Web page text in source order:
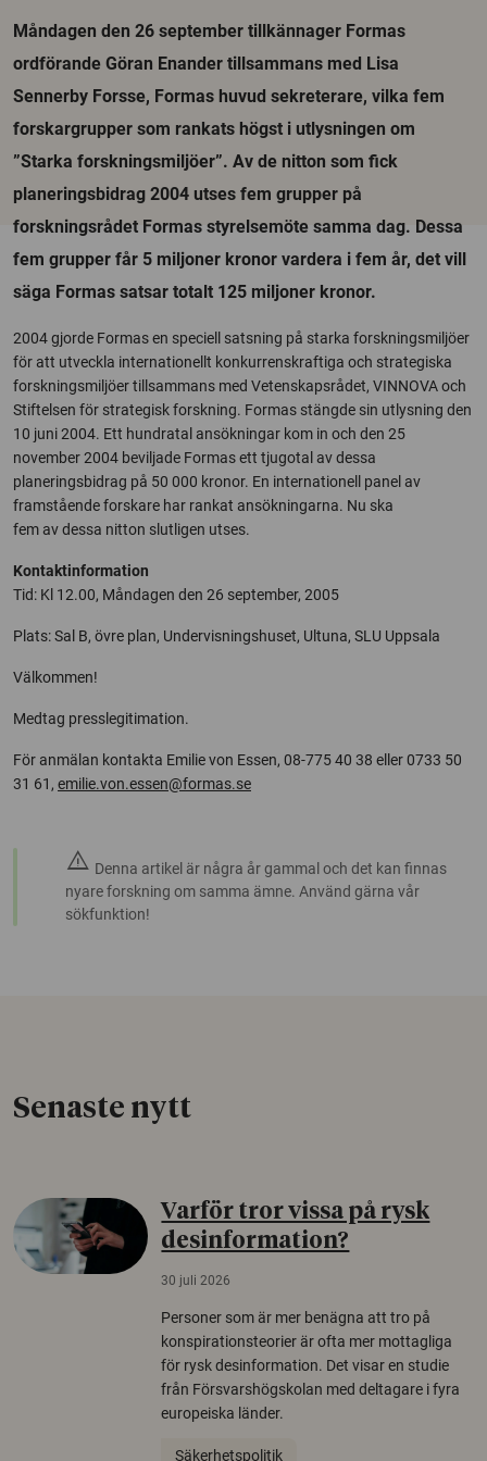
Måndagen den 26 september tillkännager Formas
ordförande Göran Enander tillsammans med Lisa
Sennerby Forsse, Formas huvud sekreterare, vilka fem
forskargrupper som rankats högst i utlysningen om
”Starka forskningsmiljöer”. Av de nitton som fick
planeringsbidrag 2004 utses fem grupper på
forskningsrådet Formas styrelsemöte samma dag. Dessa
fem grupper får 5 miljoner kronor vardera i fem år, det vill
säga Formas satsar totalt 125 miljoner kronor.
2004 gjorde Formas en speciell satsning på starka forskningsmiljöer
för att utveckla internationellt konkurrenskraftiga och strategiska
forskningsmiljöer tillsammans med Vetenskapsrådet, VINNOVA och
Stiftelsen för strategisk forskning. Formas stängde sin utlysning den
10 juni 2004. Ett hundratal ansökningar kom in och den 25
november 2004 beviljade Formas ett tjugotal av dessa
planeringsbidrag på 50 000 kronor. En internationell panel av
framstående forskare har rankat ansökningarna. Nu ska
fem av dessa nitton slutligen utses.
Kontaktinformation
Tid: Kl 12.00, Måndagen den 26 september, 2005
Plats: Sal B, övre plan, Undervisningshuset, Ultuna, SLU Uppsala
Välkommen!
Medtag presslegitimation.
För anmälan kontakta Emilie von Essen, 08-775 40 38 eller 0733 50
31 61, emilie.von.essen@formas.se
warning Denna artikel är några år gammal och det kan finnas
nyare forskning om samma ämne. Använd gärna vår
sökfunktion!
Senaste nytt
Varför tror vissa på rysk
desinformation?
30 juli 2026
Personer som är mer benägna att tro på
konspirationsteorier är ofta mer mottagliga
för rysk desinformation. Det visar en studie
från Försvarshögskolan med deltagare i fyra
europeiska länder.
Säkerhetspolitik